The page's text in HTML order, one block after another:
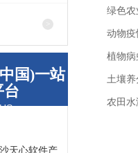
国)一站
台
天心软件产
绿色农
动物疫
植物病
土壤养
农田水